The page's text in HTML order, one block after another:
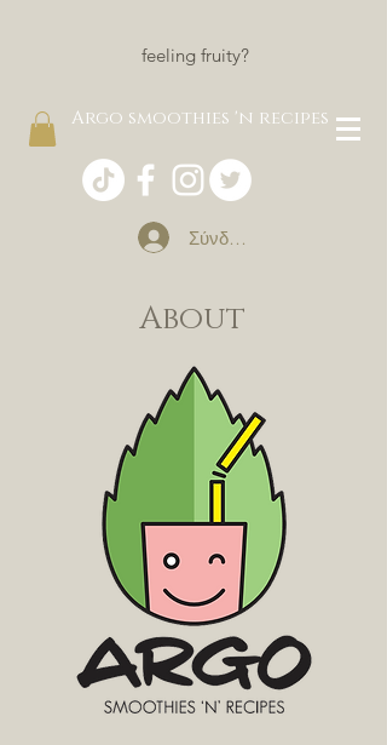
feeling fruity?
Argo smoothies 'n recipes
Σύνδεση
About